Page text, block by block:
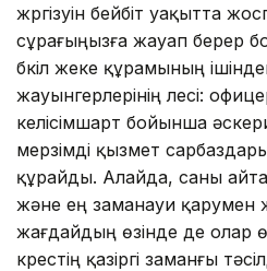
жүргізуін бейбіт уақытта
сұрағыңызға жауап берер
бүкіл жеке құрамының
жауынгерлерінің үлесі:
келісімшарт бойынша
мерзімді қызмет
құрайды. Алайда, саны
және ең заманауи қарумен
жағдайдың өзінде де олар
күрестің қазіргі заманғы